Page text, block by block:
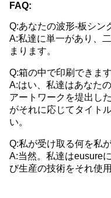
FAQ:
Q:あなたの波形-板シン
A:私達に単一があり、
まります。
Q:箱の中で印刷できます
A:はい、私達はあなた
アートワークを堤出し
がそれに応じてタイト
い。
Q:私が受け取る何を私
A:当然。私達はeusure
び生産の技術をそれ使用